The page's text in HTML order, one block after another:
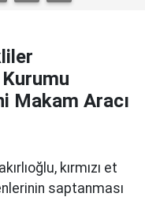
Makam Aracı
kırmızı et
saptanması